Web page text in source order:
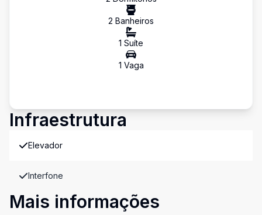
2 Banheiros
1 Suíte
1 Vaga
Infraestrutura
Elevador
Interfone
Mais informações